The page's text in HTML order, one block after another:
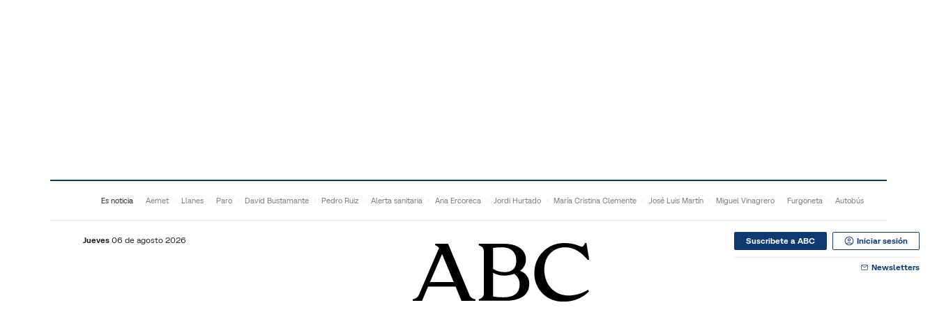
Es noticia Aemet Llanes Paro David Bustamante Pedro Ruiz Alerta sanitaria Ana Ercoreca Jordi Hurtado María Cristina Clemente José Luis Martín Miguel Vinagrero Furgoneta Autobús
Jueves 06 de agosto 2026 Suscribete a ABC Iniciar sesión
Newsletters